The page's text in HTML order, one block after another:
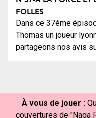
FOLLES
Dans ce 37ème
Thomas un joueur
partageons nos avis
À vous de jouer :
couvertures de "Naga